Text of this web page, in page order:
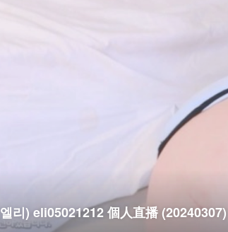
리) eli05021212 個人直播